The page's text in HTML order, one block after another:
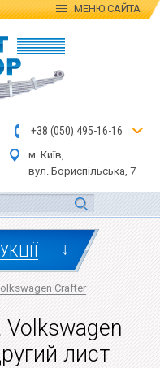
МЕНЮСАЙТА
+38 (050) 495-16-16
м. Київ,
вул. Бориспільська, 7
↓
Crafter
лист